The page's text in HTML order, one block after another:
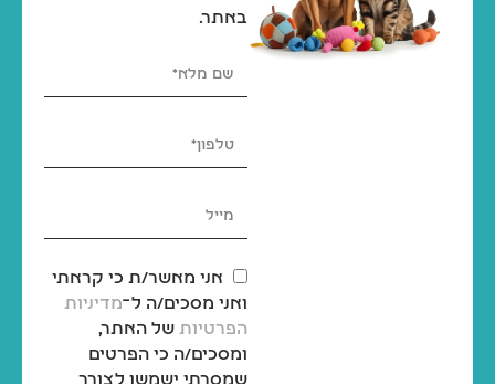
באתר.
אני מאשר/ת כי קראתי
ואני מסכים/ה ל־מדיניות
הפרטיות של האתר,
ומסכים/ה כי הפרטים